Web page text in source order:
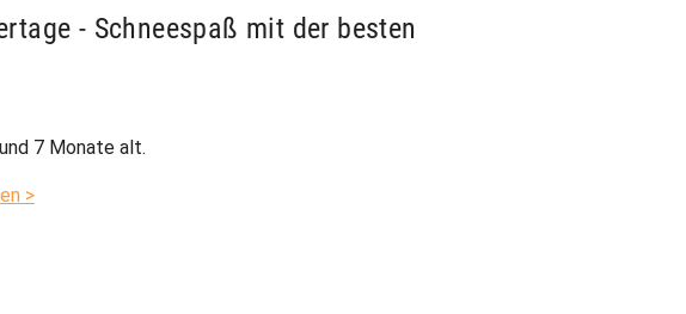
- Schneespaß mit der besten
7 Monate alt.
>